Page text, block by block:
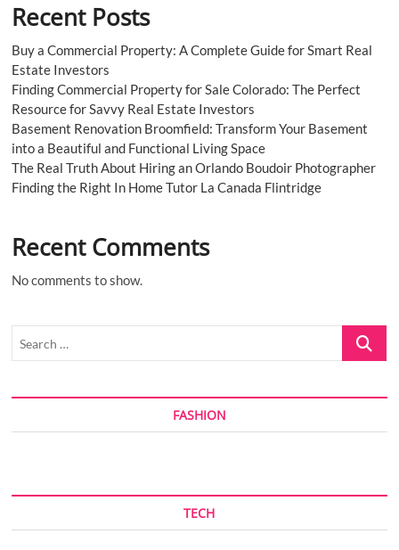
Recent Posts
Buy a Commercial Property: A Complete Guide for Smart Real
Estate Investors
Finding Commercial Property for Sale Colorado: The Perfect
Resource for Savvy Real Estate Investors
Basement Renovation Broomfield: Transform Your Basement
into a Beautiful and Functional Living Space
The Real Truth About Hiring an Orlando Boudoir Photographer
Finding the Right In Home Tutor La Canada Flintridge
Recent Comments
No comments to show.
Search
FASHION
TECH